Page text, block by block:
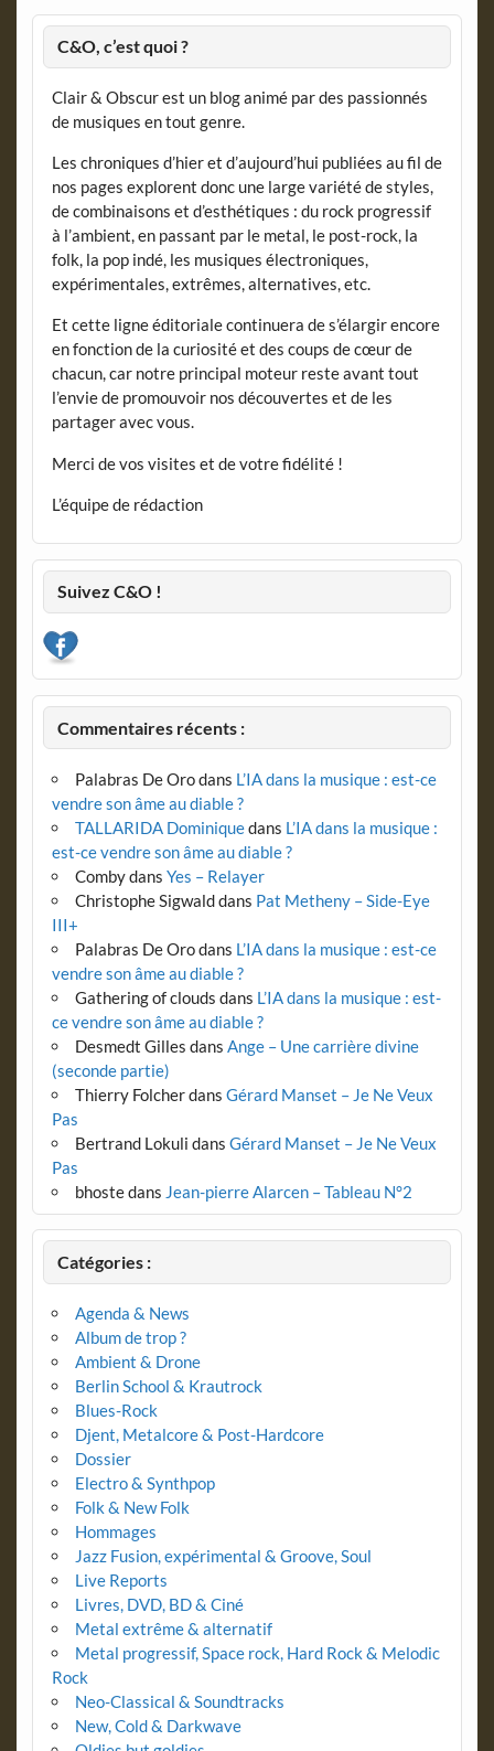
C&O, c’est quoi ?
Clair & Obscur est un blog animé par des passionnés
de musiques en tout genre.
Les chroniques d’hier et d’aujourd’hui publiées au fil de
nos pages explorent donc une large variété de styles,
de combinaisons et d’esthétiques : du rock progressif
à l’ambient, en passant par le metal, le post-rock, la
folk, la pop indé, les musiques électroniques,
expérimentales, extrêmes, alternatives, etc.
Et cette ligne éditoriale continuera de s’élargir encore
en fonction de la curiosité et des coups de cœur de
chacun, car notre principal moteur reste avant tout
l’envie de promouvoir nos découvertes et de les
partager avec vous.
Merci de vos visites et de votre fidélité !
L’équipe de rédaction
Suivez C&O !
Commentaires récents :
Palabras De Orodans L’IA dans la musique : est-ce
vendre son âme au diable ?
TALLARIDA Dominiquedans L’IA dans la musique :
est-ce vendre son âme au diable ?
Combydans Yes – Relayer
Christophe Sigwalddans Pat Metheny – Side-Eye
III+
Palabras De Orodans L’IA dans la musique : est-ce
vendre son âme au diable ?
Gathering of clouds dans L’IA dans la musique : est-
ce vendre son âme au diable ?
Desmedt Gilles dans Ange – Une carrière divine
(seconde partie)
Thierry Folcherdans Gérard Manset – Je Ne Veux
Pas
Bertrand Lokuli dans Gérard Manset – Je Ne Veux
Pas
bhostedans Jean-pierre Alarcen – Tableau N°2
Catégories :
Agenda & News
Album de trop ?
Ambient & Drone
Berlin School & Krautrock
Blues-Rock
Djent, Metalcore & Post-Hardcore
Dossier
Electro & Synthpop
Folk & New Folk
Hommages
Jazz Fusion, expérimental & Groove, Soul
Live Reports
Livres, DVD, BD & Ciné
Metal extrême & alternatif
Metal progressif, Space rock, Hard Rock & Melodic
Rock
Neo-Classical & Soundtracks
New, Cold & Darkwave